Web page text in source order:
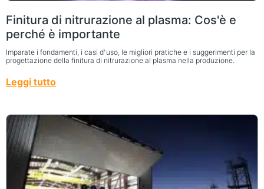
Finitura di nitrurazione al plasma: Cos'è e
perché è importante
Imparate i fondamenti, i casi d'uso, le migliori pratiche e i suggerimenti per la
progettazione della finitura di nitrurazione al plasma nella produzione.
Leggi tutto